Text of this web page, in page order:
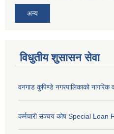
अन्य
विधुतीय शुसासन सेवा
वनगाड कुपिण्डे नगरपालिकाको नागरिक
कर्मचारी सञ्चय कोष Special Loan